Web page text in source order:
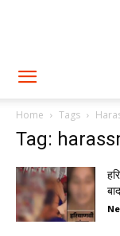
Home Tags
Tag: